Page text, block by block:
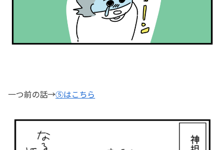
一つ前の話→⑤はこちら